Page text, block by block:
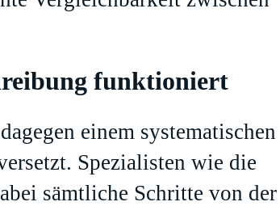
funktioniert
einem systematischen
Spezialisten wie die
sämtliche Schritte von der